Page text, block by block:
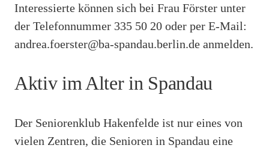
Interessierte können sich bei Frau Förster unter
der Telefonnummer 335 50 20 oder per E-Mail:
andrea.foerster@ba-spandau.berlin.de anmelden.
Aktiv im Alter in Spandau
Der Seniorenklub Hakenfelde ist nur eines von
vielen Zentren, die Senioren in Spandau eine